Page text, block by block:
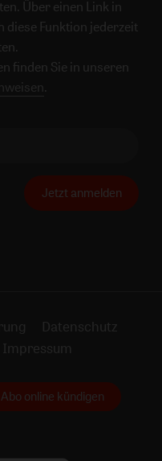
Über einen Link in
diese Funktion jederzeit
finden Sie in unseren
.
Jetzt anmelden
Datenschutz
Impressum
Abo online kündigen